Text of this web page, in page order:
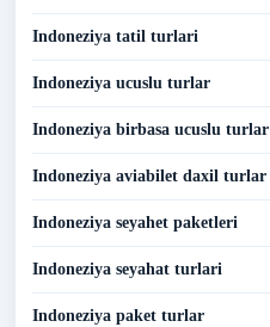
Indoneziya tatil turlari
Indoneziya ucuslu turlar
Indoneziya birbasa ucuslu turlar
Indoneziya aviabilet daxil turlar
Indoneziya seyahet paketleri
Indoneziya seyahat turlari
Indoneziya paket turlar